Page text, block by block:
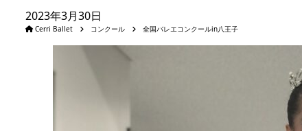
2023年3月30日
Cerri Ballet コンクール 全国バレエコンクールin八王子